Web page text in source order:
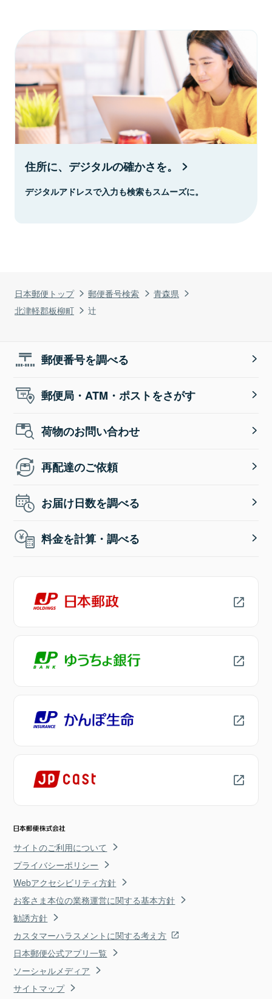
日本郵便トップ 郵便番号検索
青森県
北津軽郡板柳町
辻
住所に、デジタルの確かさを。
デジタルアドレスで入力も検索もスムーズに。
郵便番号を調べる
郵便局・ATM・ポストをさがす
荷物のお問い合わせ
再配達のご依頼
お届け日数を調べる
料金を計算・調べる
サイトのご利用について
プライバシーポリシー
Webアクセシビリティ方針
お客さま本位の業務運営に関する基本方針
勧誘方針
カスタマーハラスメントに関する考え方
日本郵便公式アプリ一覧
ソーシャルメディア
サイトマップ